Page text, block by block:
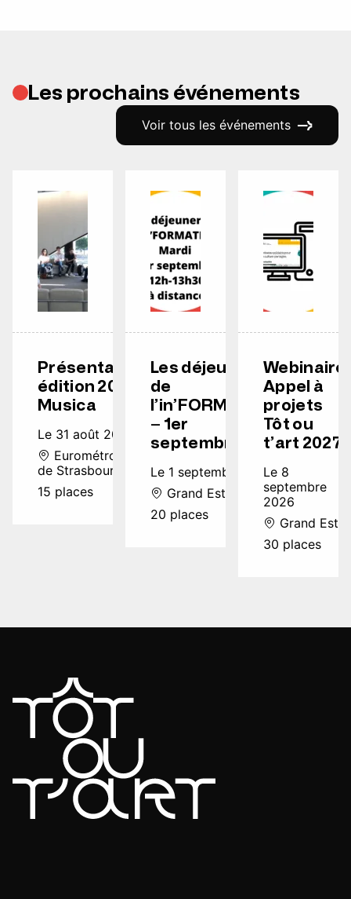
Les prochains événements
Voir tous les événements
Présentation
édition 2026
Musica
Le 31 août 2026
Eurométropole
de Strasbourg
15 places
Les déjeuners
de
l’in’FORMATION
– 1er
septembre
Le 1 septembre 2026
Grand Est
20 places
Webinaire
Appel à
projets
Tôt ou
t’art 2027
Le 8
septembre
2026
Grand Est
30 places